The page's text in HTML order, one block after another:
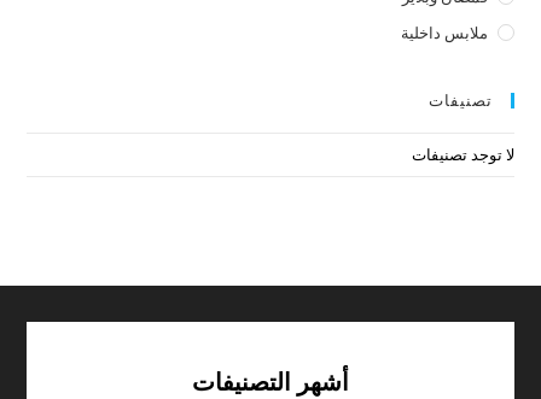
ملابس داخلية
تصنيفات
لا توجد تصنيفات
أشهر التصنيفات